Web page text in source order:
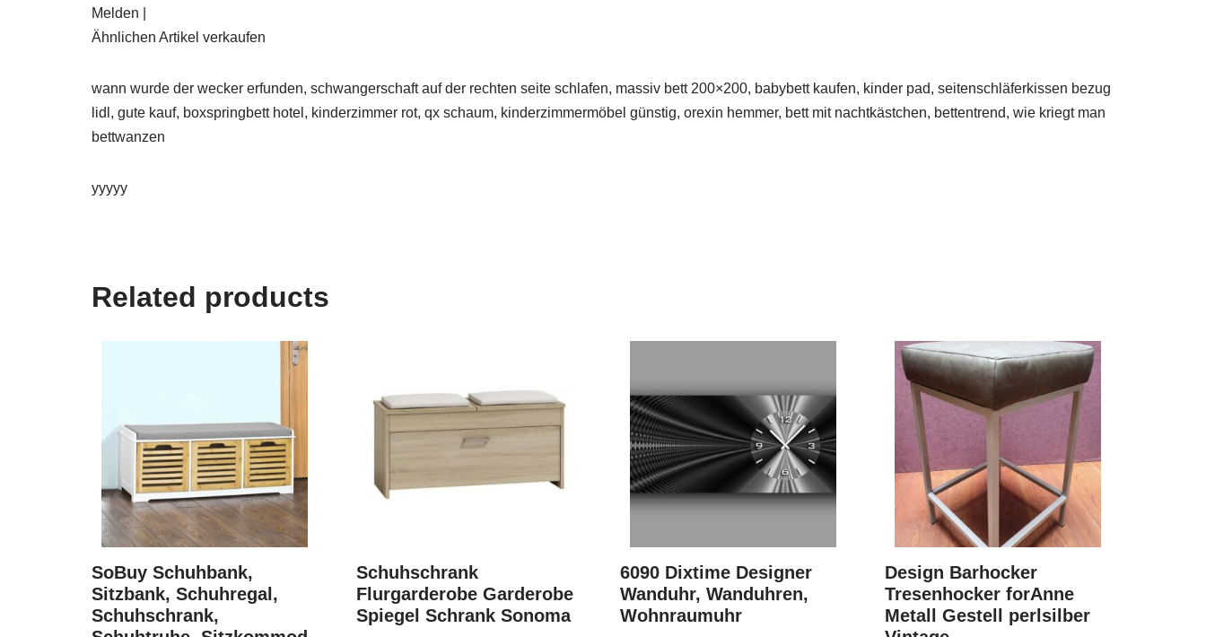
Melden |
Ähnlichen Artikel verkaufen
wann wurde der wecker erfunden, schwangerschaft auf der rechten seite schlafen, massiv bett 200×200, babybett kaufen, kinder pad, seitenschläferkissen bezug
lidl, gute kauf, boxspringbett hotel, kinderzimmer rot, qx schaum, kinderzimmermöbel günstig, orexin hemmer, bett mit nachtkästchen, bettentrend, wie kriegt man
bettwanzen
yyyyy
Related products
SoBuy Schuhbank,
Sitzbank, Schuhregal,
Schuhschrank,
Schuhschrank
Flurgarderobe Garderobe
Spiegel Schrank Sonoma
6090 Dixtime Designer
Wanduhr, Wanduhren,
Wohnraumuhr
Design Barhocker
Tresenhocker forAnne
Metall Gestell perlsilber